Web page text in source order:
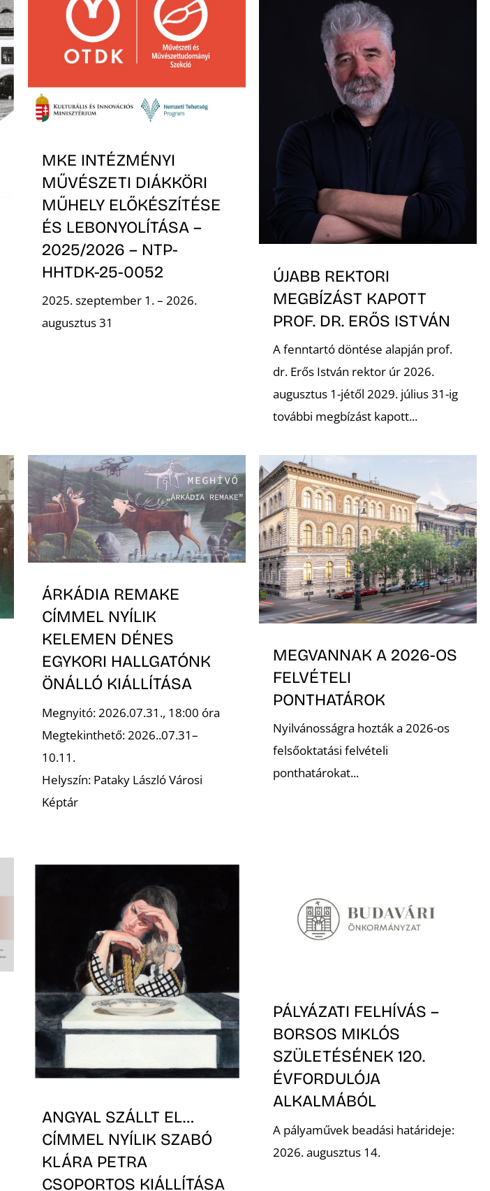
MKE INTÉZMÉNYI
MŰVÉSZETI DIÁKKÖRI
MŰHELY ELŐKÉSZÍTÉSE
ÉS LEBONYOLÍTÁSA –
2025/2026 – NTP-
HHTDK-25-0052
2025. szeptember 1. – 2026.
augusztus 31
ÚJABB REKTORI
MEGBÍZÁST KAPOTT
PROF. DR. ERŐS ISTVÁN
A fenntartó döntése alapján prof.
dr. Erős István rektor úr 2026.
augusztus 1-jétől 2029. július 31-ig
további megbízást kapott...
ÁRKÁDIA REMAKE
CÍMMEL NYÍLIK
KELEMEN DÉNES
EGYKORI HALLGATÓNK
ÖNÁLLÓ KIÁLLÍTÁSA
Megnyitó: 2026.07.31., 18:00 óra
Megtekinthető: 2026..07.31–
10.11.
Helyszín: Pataky László Városi
Képtár
MEGVANNAK A 2026-OS
FELVÉTELI
PONTHATÁROK
Nyilvánosságra hozták a 2026-os
felsőoktatási felvételi
ponthatárokat...
ANGYAL SZÁLLT EL…
CÍMMEL NYÍLIK SZABÓ
KLÁRA PETRA
CSOPORTOS KIÁLLÍTÁSA
PÁLYÁZATI FELHÍVÁS –
BORSOS MIKLÓS
SZÜLETÉSÉNEK 120.
ÉVFORDULÓJA
ALKALMÁBÓL
A pályaművek beadási határideje:
2026. augusztus 14.